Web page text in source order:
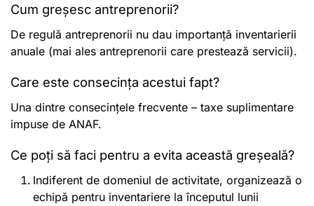
Cum greșesc antreprenorii?
De regulă antreprenorii nu dau importanță inventarierii
anuale (mai ales antreprenorii care prestează servicii).
Care este consecința acestui fapt?
Una dintre consecințele frecvente – taxe suplimentare
impuse de ANAF.
Ce poți să faci pentru a evita această greșeală?
Indiferent de domeniul de activitate, organizează o
echipă pentru inventariere la începutul lunii